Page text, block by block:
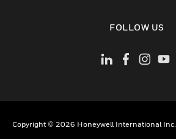
FOLLOW US
Copyright © 2026 Honeywell International Inc.